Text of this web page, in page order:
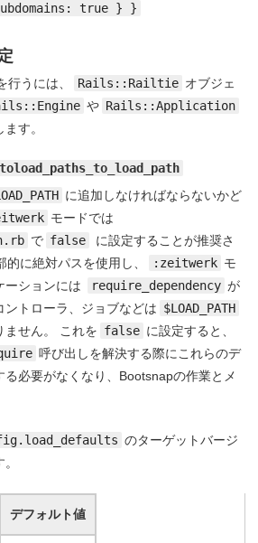
true } }
うには、 Rails::Railtie オブジェ
や Rails::Application
す。
に追加しなければならないかど
モードでは
で false
に設定することが推奨さ
に絶対パスを使用し、
:zeitwerk モ
ーションには
require_dependency が
トローラ、ジョブなどは $LOAD_PATH
ません。 これを false に設定すると、
呼び出しを解決する際にこれらのデ
る必要がなくなり、Bootsnapの作業とメ
のターゲットバージ
デフォルト値